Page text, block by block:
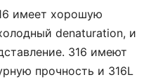
имеет хорошую
denaturation, и
316 имеют
прочность и 316L